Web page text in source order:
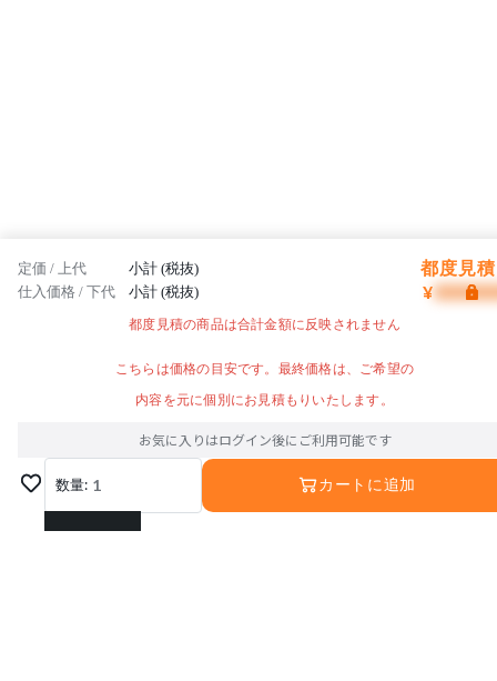
定価 / 上代 小計 (税抜) 都度見
仕入価格 / 下代 小計 (税抜) ¥
都度見積の商品は合計金額に反映されません
こちらは価格の目安です。最終価格は、ご希望の
内容を元に個別にお見積もりいたします。
お気に入りはログイン後にご利用可能です
数量: 1
1
カートに追加